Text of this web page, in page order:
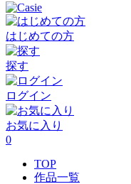
はじめての方
探す
ログイン
お気に入り
0
TOP
作品一覧